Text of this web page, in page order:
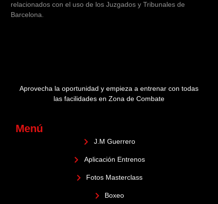
relacionados con el uso de los Juzgados y Tribunales de
Barcelona.
Aprovecha la oportunidad y empieza a entrenar con todas
las facilidades en Zona de Combate
Menú
J.M Guerrero
Aplicación Entrenos
Fotos Masterclass
Boxeo